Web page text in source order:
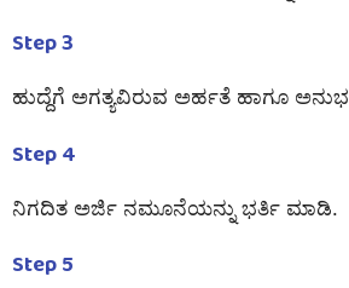
Step 3
ಹುದ್ದೆಗೆ ಅಗತ್ಯವಿರುವ ಅರ್ಹತೆ ಹಾಗೂ
Step 4
ನಿಗದಿತ ಅರ್ಜಿ ನಮೂನೆಯನ್ನು ಭರ್ತಿ ಮಾಡಿ.
Step 5